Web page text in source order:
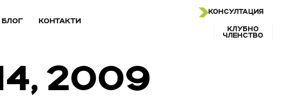
БЛОГ КОНТАКТИ
КОНСУЛТАЦИЯ
КЛУБНО
ЧЛЕНСТВО
2009